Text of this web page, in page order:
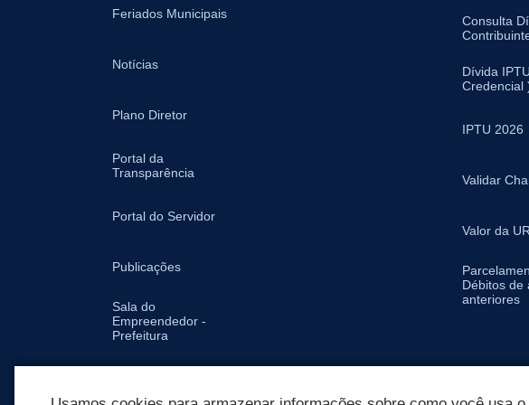
Feriados Municipais
Notícias
Plano Diretor
Portal da
Transparência
Portal do Servidor
Publicações
Sala do
Empreendedor -
Prefeitura
Consulta
Dívida
Credencial
IPTU 2026
Validar
Valor da
Débitos de
anteriores